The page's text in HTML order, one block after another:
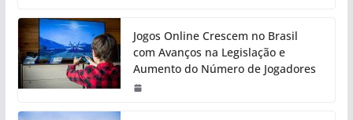
Jogos Online Crescem no Brasil
com Avanços na Legislação e
Aumento do Número de Jogadores